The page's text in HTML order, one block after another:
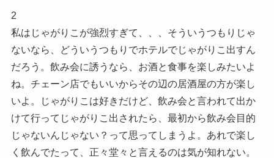
2
私はじゃがりこが強烈すぎて、、、そういうつもりじゃ
ないなら、どういうつもりでホテルでじゃがりこ出すん
だろう。飲み会に誘うなら、お酒と食事を楽しみたいよ
ね。チェーン店でもいいからその辺の居酒屋の方が楽し
いよ。じゃがりこは好きだけど、飲み会と言われて出か
けて行ってじゃがりこ出されたら、最初から飲み会目的
じゃないんじゃない？って思ってしまうよ。あれで楽し
く飲んでたって、正々堂々と言えるのは気が知れない。